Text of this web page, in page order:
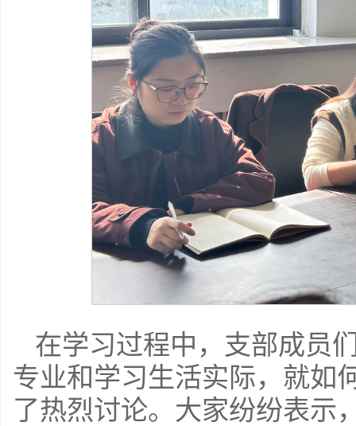
在学习过程中，支部成员
专业和学习生活实际，就如
了热烈讨论。大家纷纷表示